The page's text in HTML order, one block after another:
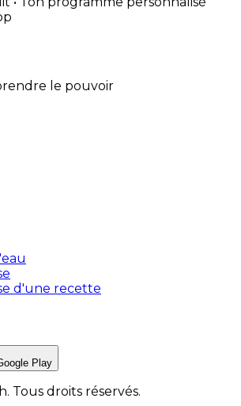
le pouvoir
d'une recette
Play
Tous droits réservés.